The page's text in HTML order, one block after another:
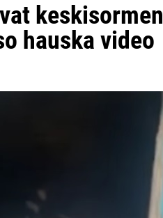
keskisormen
hauska video